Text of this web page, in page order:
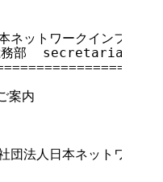
ットワークインフォメ
務部  secretariat@nic
案内
人日本ネットワークイ